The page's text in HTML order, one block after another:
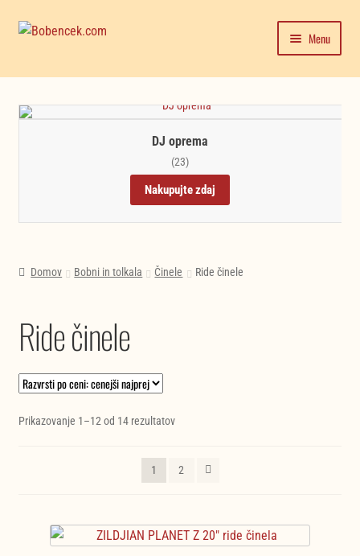
Skip
Skip
Menu
Domača stran
Moj račun
Novice in testi glasbil
DJ oprema
(23)
Nakupujte zdaj
Domov Bobni in tolkala Činele Ride činele
Ride činele
Prikazovanje 1–12 od 14 rezultatovRazvrščeno
od
najvišje
1 2